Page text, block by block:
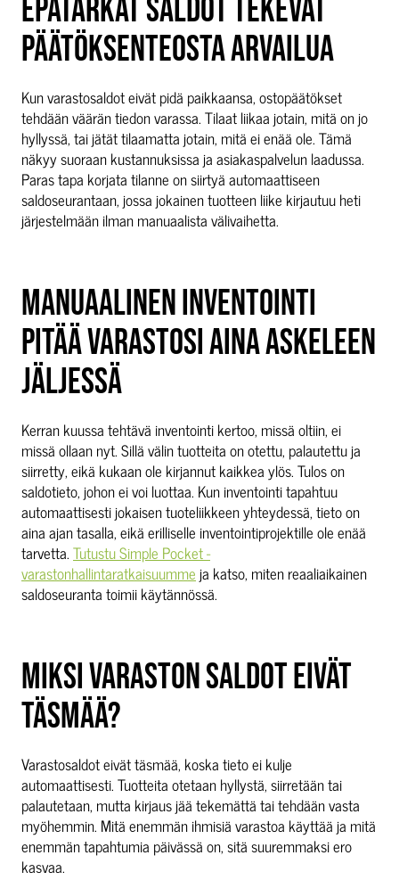
EPÄTARKAT SALDOT TEKEVÄT
PÄÄTÖKSENTEOSTA ARVAILUA
Kun varastosaldot eivät pidä paikkaansa, ostopäätökset
tehdään väärän tiedon varassa. Tilaat liikaa jotain, mitä on jo
hyllyssä, tai jätät tilaamatta jotain, mitä ei enää ole. Tämä
näkyy suoraan kustannuksissa ja asiakaspalvelun laadussa.
Paras tapa korjata tilanne on siirtyä automaattiseen
saldoseurantaan, jossa jokainen tuotteen liike kirjautuu heti
järjestelmään ilman manuaalista välivaihetta.
MANUAALINEN INVENTOINTI
PITÄÄ VARASTOSI AINA ASKELEEN
JÄLJESSÄ
Kerran kuussa tehtävä inventointi kertoo, missä oltiin, ei
missä ollaan nyt. Sillä välin tuotteita on otettu, palautettu ja
siirretty, eikä kukaan ole kirjannut kaikkea ylös. Tulos on
saldotieto, johon ei voi luottaa. Kun inventointi tapahtuu
automaattisesti jokaisen tuoteliikkeen yhteydessä, tieto on
aina ajan tasalla, eikä erilliselle inventointiprojektille ole enää
tarvetta.Tutustu Simple Pocket -
varastonhallintaratkaisuumme ja katso, miten reaaliaikainen
saldoseuranta toimii käytännössä.
MIKSI VARASTON SALDOT EIVÄT
TÄSMÄÄ?
Varastosaldot eivät täsmää, koska tieto ei kulje
automaattisesti. Tuotteita otetaan hyllystä, siirretään tai
palautetaan, mutta kirjaus jää tekemättä tai tehdään vasta
myöhemmin. Mitä enemmän ihmisiä varastoa käyttää ja mitä
enemmän tapahtumia päivässä on, sitä suuremmaksi ero
kasvaa.